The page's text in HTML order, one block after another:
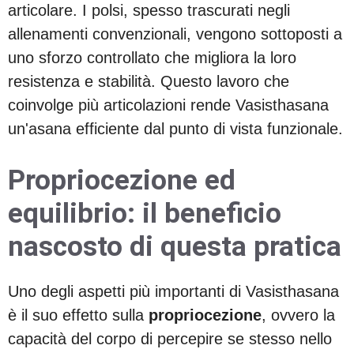
articolare. I polsi, spesso trascurati negli
allenamenti convenzionali, vengono sottoposti a
uno sforzo controllato che migliora la loro
resistenza e stabilità. Questo lavoro che
coinvolge più articolazioni rende Vasisthasana
un'asana efficiente dal punto di vista funzionale.
Propriocezione ed
equilibrio: il beneficio
nascosto di questa pratica
Uno degli aspetti più importanti di Vasisthasana
è il suo effetto sulla propriocezione, ovvero la
capacità del corpo di percepire se stesso nello